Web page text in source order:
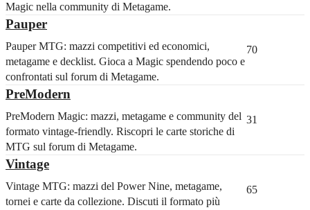
Magic nella community di Metagame.
Pauper
Pauper MTG: mazzi competitivi ed economici,
metagame e decklist. Gioca a Magic spendendo poco e
confrontati sul forum di Metagame.
70
PreModern
PreModern Magic: mazzi, metagame e community del
formato vintage-friendly. Riscopri le carte storiche di
MTG sul forum di Metagame.
31
Vintage
Vintage MTG: mazzi del Power Nine, metagame,
tornei e carte da collezione. Discuti il formato più
65